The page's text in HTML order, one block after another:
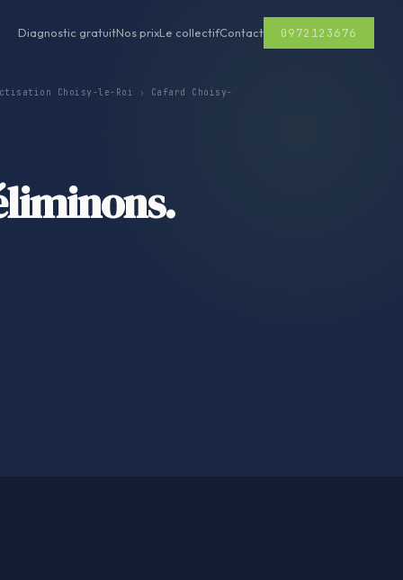
Diagnostic gratuitNos prixLe collectifContact 0972123676
Choisy-le-Roi ›
Cafard Choisy-